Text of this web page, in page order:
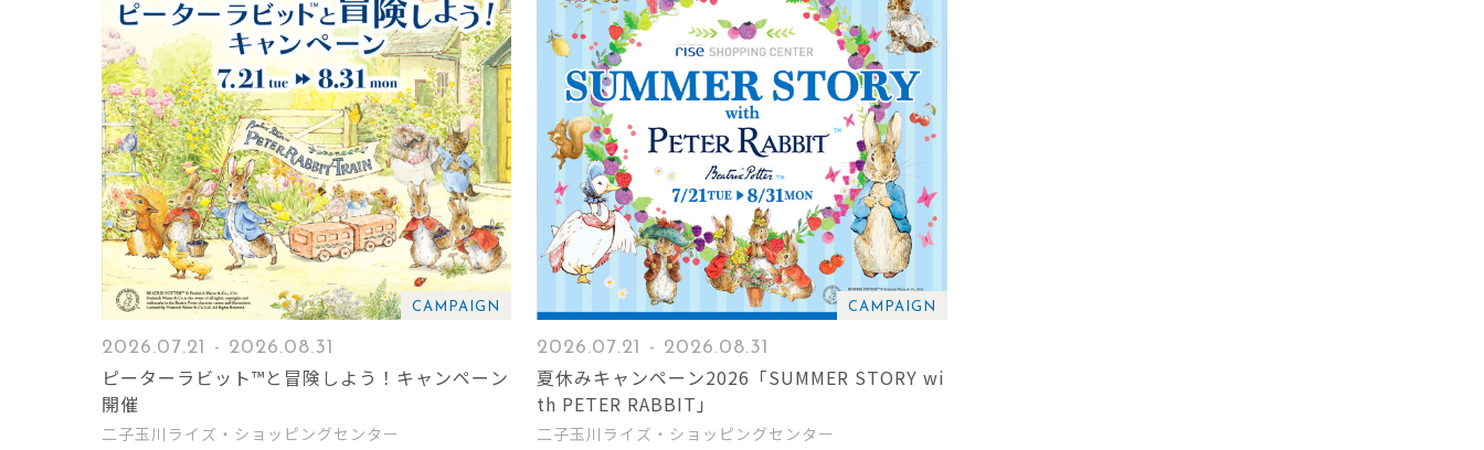
CAMPAIGN
2026.07.21 - 2026.08.31
ピーターラビット™と冒険しよう！キャンペーン
開催
二子玉川ライズ・ショッピングセンター
CAMPAIGN
2026.07.21 - 2026.08.31
夏休みキャンペーン2026「SUMMER STORY wi
th PETER RABBIT」
二子玉川ライズ・ショッピングセンター